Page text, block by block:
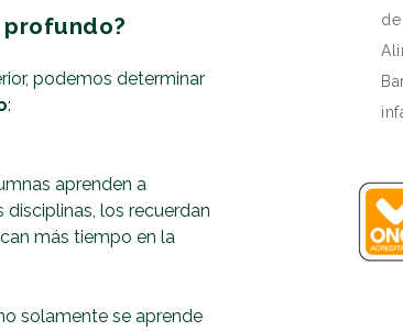
podemos determinar
:
aprenden a
los recuerdan
más tiempo en la
solamente se aprende